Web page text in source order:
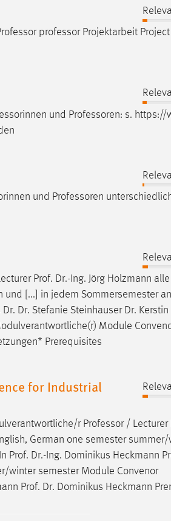
professorProjektarbeit Project
und Professoren: s. https://
und Professoren
Prof. Dr.-Ing. Jörg Holzmann alle
[...] in jedem Sommersemester
Dr. Stefanie Steinhauser Dr. Kerstin
Module
Prerequisites
for Industrial
r Professor/ Lecturer
German one semester
Prof. Dr.-Ing. Dominikus Heckmann
winter semester Module Convenor
Prof. Dr. Dominikus Heckmann